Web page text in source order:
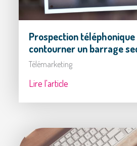
Prospection
contourner un barrage
Télémarketing
Lire l'article